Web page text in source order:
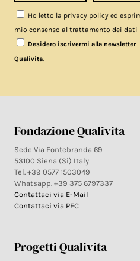
Ho letto la privacy policy ed
mio consenso al trattamento dei dati
Desidero iscrivermi alla newsletter
Qualivita.
Fondazione Qualivita
Sede Via Fontebranda 69
53100 Siena (Si) Italy
Tel. +39 0577 1503049
Whatsapp. +39 375 6797337
Contattaci via E-Mail
Contattaci via PEC
Progetti Qualivita